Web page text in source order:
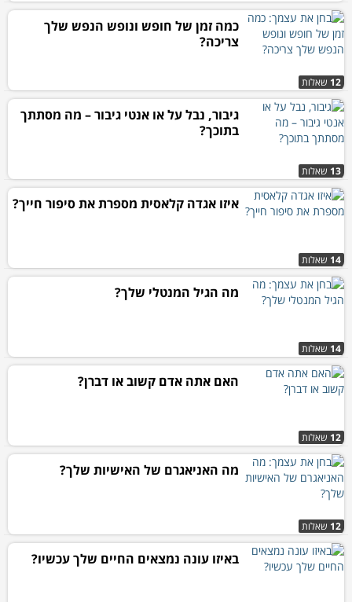
12 שאלות
כמה זמן של חופש ונופש הנפש שלך
צריכה?
13 שאלות
גיבור, נבל על או אנטי גיבור – מה מסתתך
בתוכך?
14 שאלות
איזו אגדה קלאסית מספרת את סיפור חייך?
14 שאלות
מה הגיל המנטלי שלך?
12 שאלות
האם אתה אדם קשוב או דברן?
12 שאלות
מה האניאגרם של האישיות שלך?
באיזו עונה נמצאים החיים שלך עכשיו?